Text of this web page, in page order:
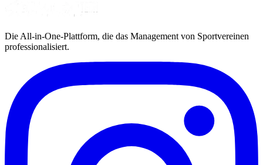
Die All-in-One-Plattform, die das Management von Sportvereinen
professionalisiert.